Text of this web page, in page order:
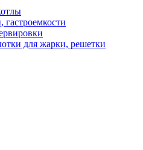
для жарки, решетки